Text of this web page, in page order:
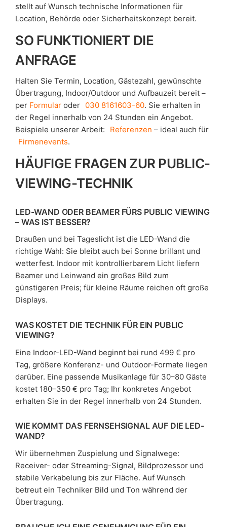
stellt auf Wunsch technische Informationen für
Location, Behörde oder Sicherheitskonzept bereit.
SO FUNKTIONIERT DIE
ANFRAGE
Halten Sie Termin, Location, Gästezahl, gewünschte
Übertragung, Indoor/Outdoor und Aufbauzeit bereit –
per Formular oder 030 8161603-60. Sie erhalten in
der Regel innerhalb von 24 Stunden ein Angebot.
Beispiele unserer Arbeit:
Referenzen – ideal auch für
Firmenevents.
HÄUFIGE FRAGEN ZUR PUBLIC-
VIEWING-TECHNIK
LED-WAND ODER BEAMER FÜRS PUBLIC VIEWING
– WAS IST BESSER?
Draußen und bei Tageslicht ist die LED-Wand die
richtige Wahl: Sie bleibt auch bei Sonne brillant und
wetterfest. Indoor mit kontrollierbarem Licht liefern
Beamer und Leinwand ein großes Bild zum
günstigeren Preis; für kleine Räume reichen oft große
Displays.
WAS KOSTET DIE TECHNIK FÜR EIN PUBLIC
VIEWING?
Eine Indoor-LED-Wand beginnt bei rund 499 € pro
Tag, größere Konferenz- und Outdoor-Formate liegen
darüber. Eine passende Musikanlage für 30–80 Gäste
kostet 180–350 € pro Tag; Ihr konkretes Angebot
erhalten Sie in der Regel innerhalb von 24 Stunden.
WIE KOMMT DAS FERNSEHSIGNAL AUF DIE LED-
WAND?
Wir übernehmen Zuspielung und Signalwege:
Receiver- oder Streaming-Signal, Bildprozessor und
stabile Verkabelung bis zur Fläche. Auf Wunsch
betreut ein Techniker Bild und Ton während der
Übertragung.